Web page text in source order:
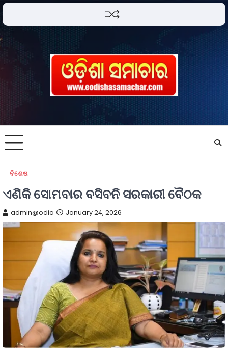
ବିଶେଷ
ଏଣିକି ସୋମବାର ବସିବନି ସରକାରୀ ବୈଠକ
admin@odia January 24, 2026